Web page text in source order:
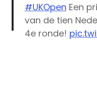
#UKOpen Een
van de tien
4e ronde!